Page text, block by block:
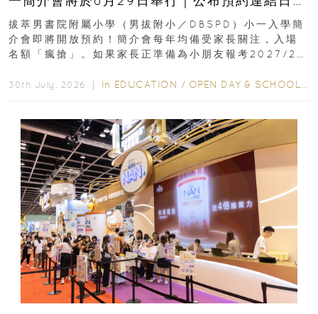
｜更設有網上重溫
拔萃男書院附屬小學（男拔附小／DBSPD）小一入學簡
介會即將開放預約！簡介會每年均備受家長關注，入場
名額「瘋搶」。如果家長正準備為小朋友報考2027/28
30th July, 2026 ｜ In EDUCATION / OPEN DAY & SCHOOL EVENTS